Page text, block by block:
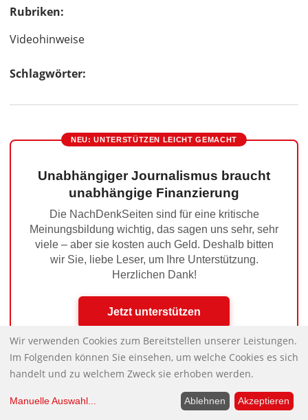
Rubriken:
Videohinweise
Schlagwörter:
NEU: UNTERSTÜTZEN LEICHT GEMACHT
Unabhängiger Journalismus braucht
unabhängige Finanzierung
Die NachDenkSeiten sind für eine kritische
Meinungsbildung wichtig, das sagen uns sehr, sehr
viele – aber sie kosten auch Geld. Deshalb bitten
wir Sie, liebe Leser, um Ihre Unterstützung.
Herzlichen Dank!
Jetzt unterstützen
Wofür steht BSO?
Vorheriger Beitrag: Hinweise des Tages II
Wir verwenden Cookies zum Bereitstellen unserer Leistungen.
Im Folgenden können Sie einsehen, um welche Cookies es sich
handelt und zu welchem Zweck sie erhoben werden.
Manuelle Auswahl... Ablehnen Akzeptieren